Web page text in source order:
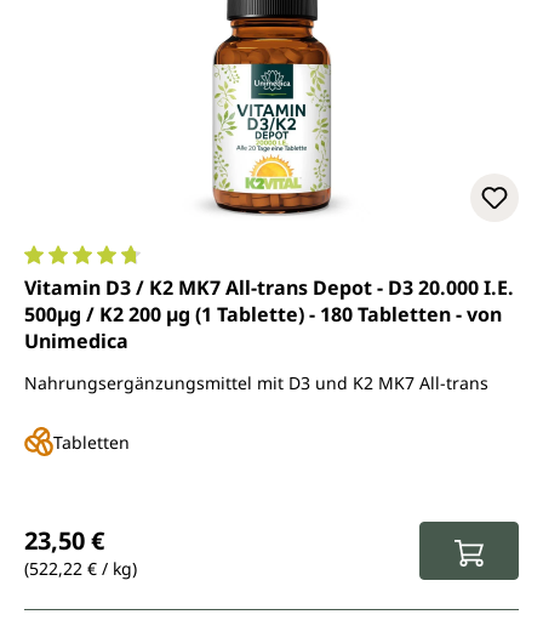
Durchschnittliche Bewertung von 4.8 von 5 Sternen
Vitamin D3 / K2 MK7 All-trans Depot - D3 20.000 I.E.
500µg / K2 200 µg (1 Tablette) - 180 Tabletten - von
Unimedica
Nahrungsergänzungsmittel mit D3 und K2 MK7 All-trans
Tabletten
23,50 €
(522,22 € / kg)